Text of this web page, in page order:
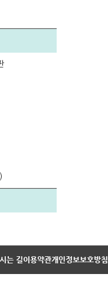
는 길이용약관개인정보보호방침